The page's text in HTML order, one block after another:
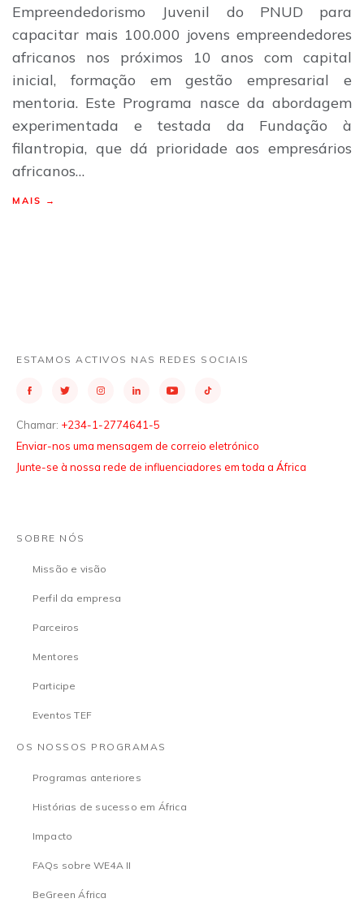
Empreendedorismo Juvenil do PNUD para
capacitar mais 100.000 jovens empreendedores
africanos nos próximos 10 anos com capital
inicial, formação em gestão empresarial e
mentoria. Este Programa nasce da abordagem
experimentada e testada da Fundação à
filantropia, que dá prioridade aos empresários
africanos…
MAIS →
ESTAMOS ACTIVOS NAS REDES SOCIAIS
Chamar: +234-1-2774641-5
Enviar-nos uma mensagem de correio eletrónico
Junte-se à nossa rede de influenciadores em toda a África
SOBRE NÓS
Missão e visão
Perfil da empresa
Parceiros
Mentores
Participe
Eventos TEF
OS NOSSOS PROGRAMAS
Programas anteriores
Histórias de sucesso em África
Impacto
FAQs sobre WE4A II
BeGreen África